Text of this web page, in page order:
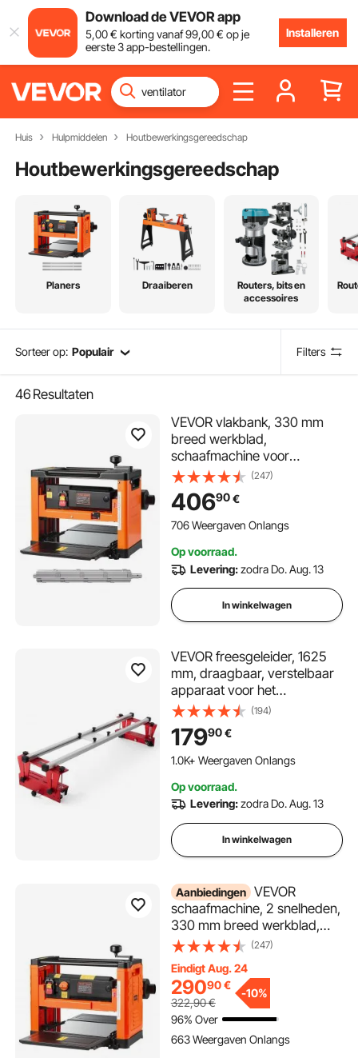
Download de VEVOR app
5,00€ korting vanaf99,00€ op je
eerste 3 app-bestellingen.
Installeren
Huis Hulpmiddelen Houtbewerkingsgereedschap
Houtbewerkingsgereedschap
Planers Draaiberen
Routers, bits en
accessoires
Sorteer op: Populair Filters
46 Resultaten
VEVOR vlakbank, 330 mm
breed werkblad,
schaafmachine voor
houtbewerking,
spiraalvormige freeskop met
24 snijbladen, 2000 W motor
met 23.500 tpm, één
zachthout.
(247)
40690€
706 Weergaven Onlangs
Op voorraad.
Levering:zodra Do. Aug. 13
In winkelwagen
VEVOR freesgeleider, 1625
mm, draagbaar, verstelbaar
apparaat voor het
gladmaken van panelen,
doe-het-zelf freesgeleider
voor houtbewerking,
paneelgeleider, afwerkbank
(194)
17990€
1.0K+ Weergaven Onlangs
Op voorraad.
Levering:zodra Do. Aug. 13
In winkelwagen
Aanbiedingen VEVOR
schaafmachine, 2 snelheden,
330 mm breed werkblad,
schaafmachine, drie messen,
krachtige motor, dubbele
rollen, kantelbeveiliging,
houtbewerking voor
hardhout en zachthout
(247)
Eindigt Aug. 24
29090€
322,90€
-10%
96% Over
663 Weergaven Onlangs